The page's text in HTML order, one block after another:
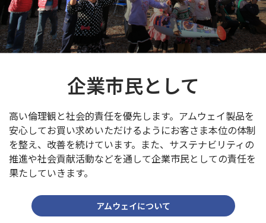
企業市民として
高い倫理観と社会的責任を優先します。 アムウェイ製品を
安心してお買い求めいただけるようにお客さま本位の体制
を整え、改善を続けています。 また、サステナビリティの
推進や社会貢献活動などを通して企業市民としての責任を
果たしていきます。
アムウェイについて